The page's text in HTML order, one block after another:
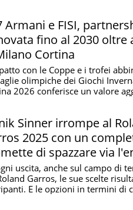
Armani e FISI,
fino al 2030 oltre
Cortina
con le Coppe e i trofei
olimpiche dei Giochi
2026 conferisce un valore
Sinner irrompe al
2025 con un
di spazzare via
uscita, anche sul campo di
Garros, le sue scelte
E le opzioni in termini di